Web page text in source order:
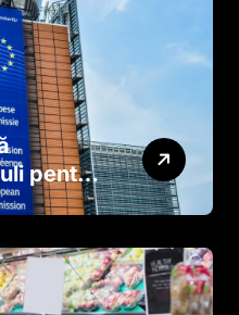
pentru